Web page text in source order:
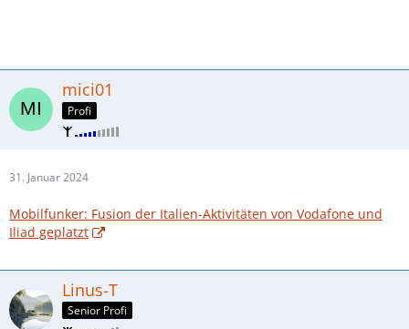
mici01
Profi
31. Januar 2024
Mobilfunker: Fusion der Italien-Aktivitäten von Vodafone und
Iliad geplatzt
Linus-T
Senior Profi